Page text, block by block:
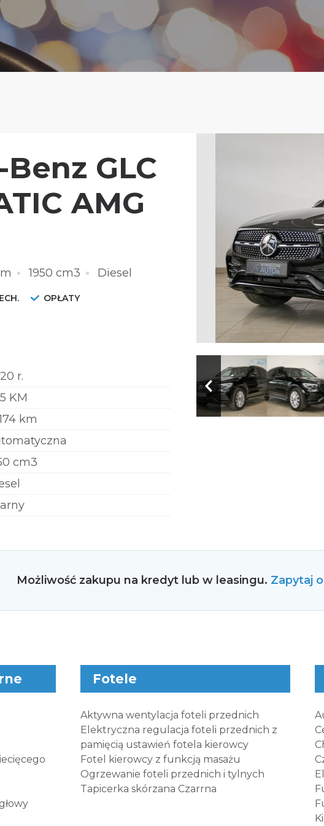
GLC
AMG
1950 cm3 Diesel
OPŁATY
r.
KM
km
cm3
Możliwość zakupu na kredyt lub w leasingu. Zapytaj
Fotele
Aktywna wentylacja foteli przednich
Elektryczna regulacja foteli przednich z
pamięcią ustawień fotela kierowcy
Fotel kierowcy z funkcją masażu
Ogrzewanie foteli przednich i tylnych
Tapicerka skórzana Czarrna